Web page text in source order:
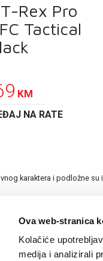
Ova web-stranica
Kolačiće
medija i analizirali
Rex Pro
Tactical
KM
NA RATE
karaktera i podložne su